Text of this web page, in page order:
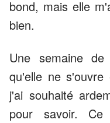
bond, mais elle
bien.
Une semaine
qu'elle ne
j'ai souhaité
pour savoir.